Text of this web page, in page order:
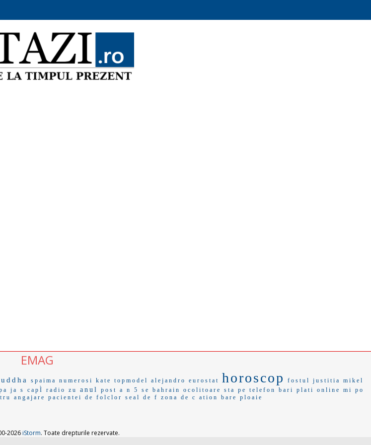
EMAG
spaima numerosi kate topmodel alejandro eurostat horoscop fostul justitia
mikel
ja s capÌ radio zu anul post a n 5 se bahrain ocolitoare sta pe telefon bari plati online
mi po
angajare pacientei de folclor seal de f zona de c ation bare ploaie
2026iStorm. Toate drepturile rezervate.